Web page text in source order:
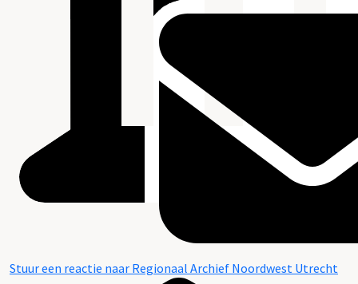
Stuur een reactie naar Regionaal Archief Noordwest Utrecht